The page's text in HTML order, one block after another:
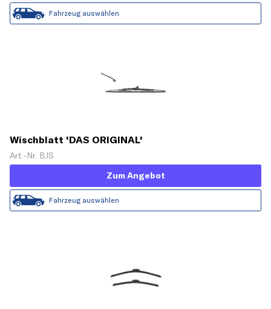
Fahrzeug auswählen
Wischblatt 'DAS ORIGINAL'
Art.-Nr. BJS
Zum Angebot
Fahrzeug auswählen